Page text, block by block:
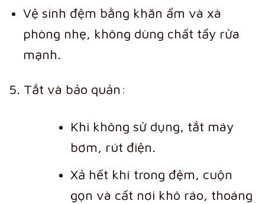
Vệ sinh đệm bằng khăn ẩm và xà
phòng nhẹ, không dùng chất tẩy rửa
mạnh.
5. Tắt và bảo quản:
Khi không sử dụng, tắt máy
bơm, rút điện.
Xả hết khí trong đệm, cuộn
gọn và cất nơi khô ráo, thoáng